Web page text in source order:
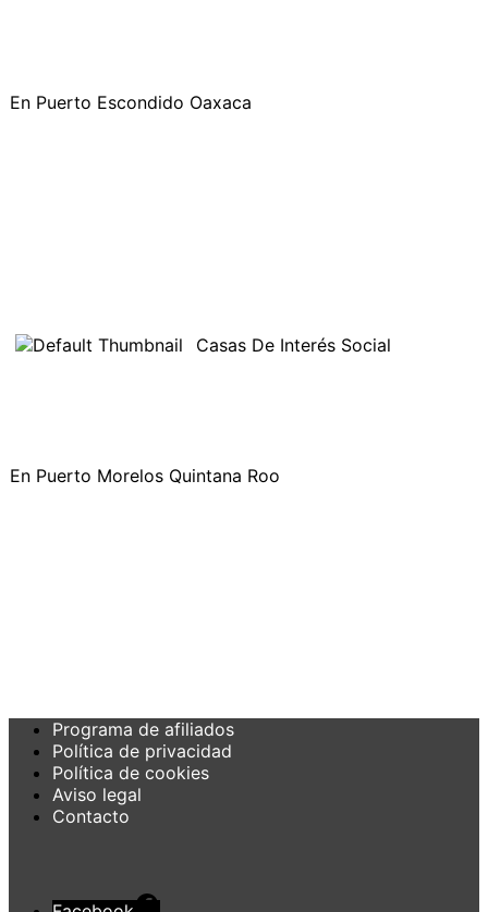
En Puerto Escondido Oaxaca
Casas De Interés Social
En Puerto Morelos Quintana Roo
Programa de afiliados
Política de privacidad
Política de cookies
Aviso legal
Contacto